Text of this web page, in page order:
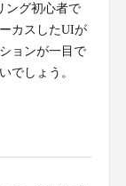
ング初心者で
カスしたUIが
ョンが一目で
でしょう。